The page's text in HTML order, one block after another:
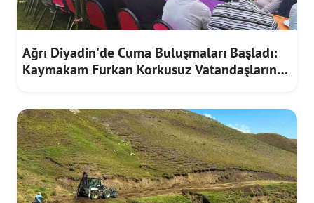
Ağrı Diyadin'de Cuma Buluşmaları Başladı:
Kaymakam Furkan Korkusuz Vatandaşların